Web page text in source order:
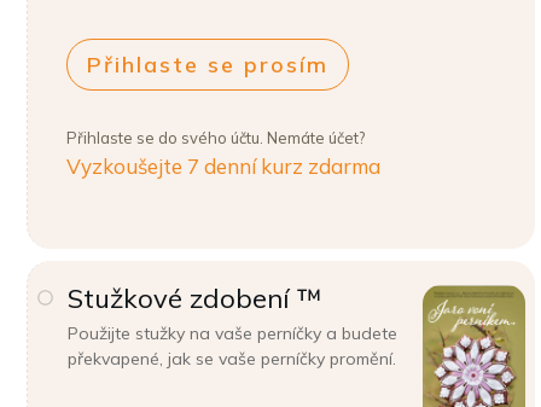
Přihlaste se prosím
Přihlaste se do svého účtu. Nemáte účet?
Vyzkoušejte 7 denní kurz zdarma
Stužkové zdobení ™
Použijte stužky na vaše perníčky a budete
překvapené, jak se vaše perníčky promění.